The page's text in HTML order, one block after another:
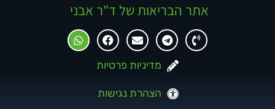
אתר הבריאות של ד"ר אבני
מדיניות פרטיות
הצהרת נגישות